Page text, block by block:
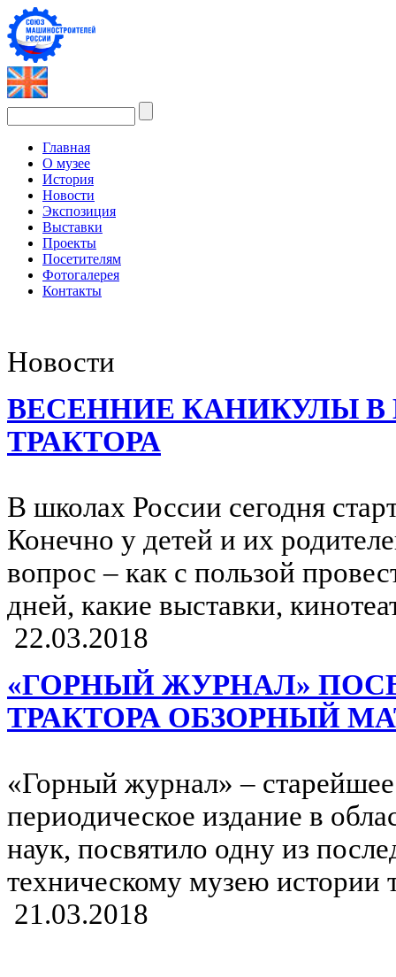
Главная
О музее
История
Новости
Экспозиция
Выставки
Проекты
Посетителям
Фотогалерея
Контакты
Новости
ВЕСЕННИЕ КАНИКУЛЫ В
ТРАКТОРА
В школах России сегодня
Конечно у детей и их
вопрос – как с пользой
дней, какие выставки,
22.03.2018
«ГОРНЫЙ ЖУРНАЛ»
ТРАКТОРА ОБЗОРНЫЙ
«Горный журнал» –
периодическое издание в
наук, посвятило одну из
техническому музею истории
21.03.2018